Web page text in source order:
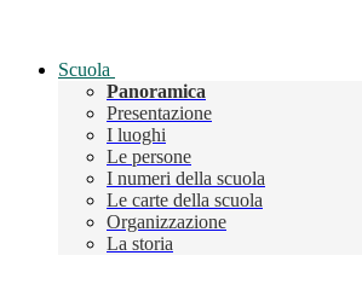
Scuola
Panoramica
Presentazione
I luoghi
Le persone
I numeri della scuola
Le carte della scuola
Organizzazione
La storia